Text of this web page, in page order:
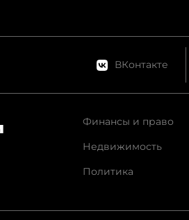
ВКонтакте
Финансы и право
Недвижимость
Политика